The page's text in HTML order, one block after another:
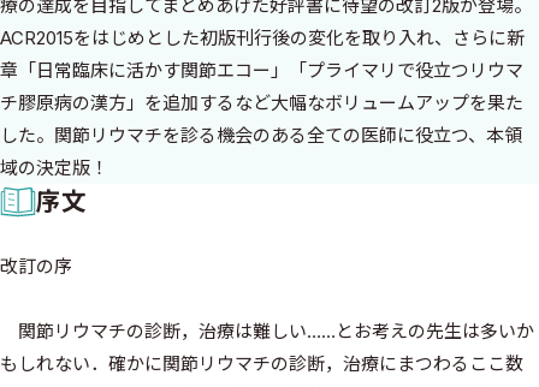
療の達成を目指してまとめあげた好評書に待望の改訂2版が登場。
ACR2015をはじめとした初版刊行後の変化を取り入れ、さらに新
章「日常臨床に活かす関節エコー」「プライマリで役立つリウマ
チ膠原病の漢方」を追加するなど大幅なボリュームアップを果た
した。関節リウマチを診る機会のある全ての医師に役立つ、本領
域の決定版！
序文
改訂の序
関節リウマチの診断，治療は難しい……とお考えの先生は多いか
もしれない．確かに関節リウマチの診断，治療にまつわるここ数